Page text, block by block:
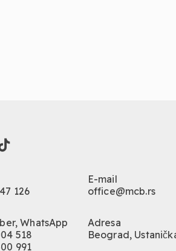
126
E-mail
office@mcb.rs
WhatsApp
518
991
Adresa
Beograd,